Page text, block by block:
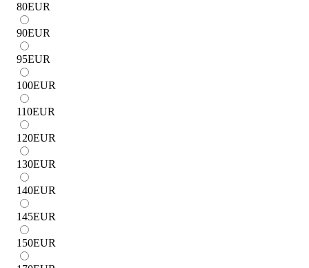
80EUR
90EUR
95EUR
100EUR
110EUR
120EUR
130EUR
140EUR
145EUR
150EUR